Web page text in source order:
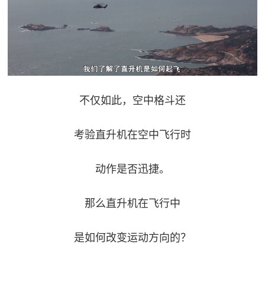
不仅如此，空中格斗还
考验直升机在空中飞行时
动作是否迅捷。
那么直升机在飞行中
是如何改变运动方向的？